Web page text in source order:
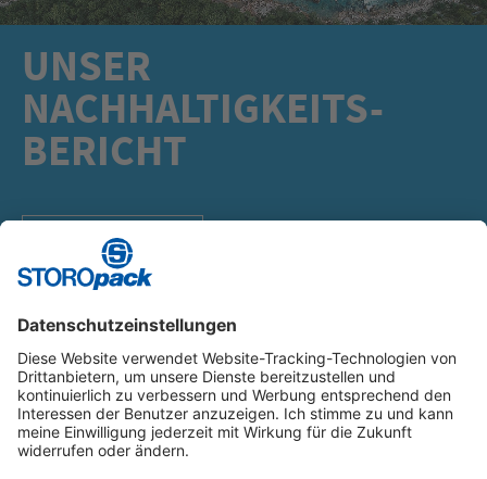
UNSER
NACHHALTIGKEITS-
BERICHT
MEHR ERFAHREN
Instagram LinkedIn Vimeo
YouTube Glassdoor